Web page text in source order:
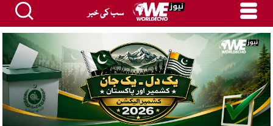
سب کی خبر